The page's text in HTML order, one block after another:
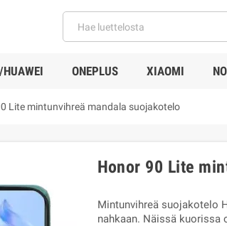
HUAWEI ONEPLUS XIAOMI
Lite mintunvihreä mandala suojakotelo
Honor 90 Lite
Mintunvihreä suojakotelo
nahkaan. Näissä